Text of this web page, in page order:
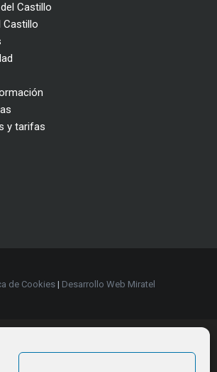
Castillo
Castillo
y tarifas
de Cookies| Desarrollo Web Miratel